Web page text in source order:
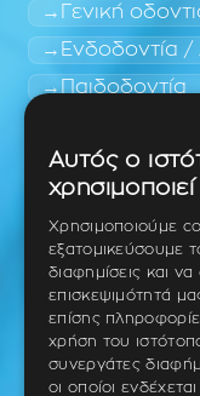
Γενική
Ενδοδοντία
Παιδοδοντία
Πυλαία
Τριάδι
Νέο Ρύσιο
Επανομή
Περαία
Καλαμαριά
Αυτός ο
Χρησιμοποιούμε
εξατομικεύσουμε
διαφημίσεις και
επισκεψιμότητά
επίσης
χρήση του
συνεργάτες
οι οποίοι